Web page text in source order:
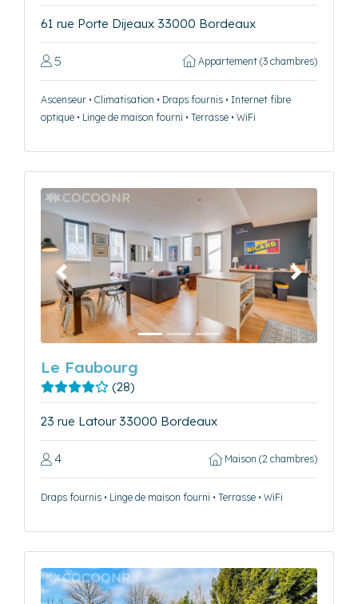
61 rue Porte Dijeaux 33000 Bordeaux
5 Appartement (3 chambres)
Ascenseur • Climatisation • Draps fournis • Internet fibre
optique • Linge de maison fourni • Terrasse • WiFi
Précédent Suivant
Le Faubourg
(28)
23 rue Latour 33000 Bordeaux
4 Maison (2 chambres)
Draps fournis • Linge de maison fourni • Terrasse • WiFi